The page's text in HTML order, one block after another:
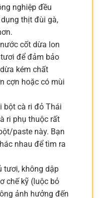
nghiệp đều
thịt đùi gà,
cốt dừa lon
để đảm bảo
kém chất
cợn hoặc có mùi
bột cà ri đỏ Thái
ri phụ thuộc rất
paste này. Bạn
nhau để tìm ra
tươi, không dập
chế kỹ (luộc bỏ
ảnh hưởng đến